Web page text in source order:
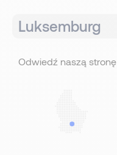
Luksemburg
Odwiedź naszą stronę